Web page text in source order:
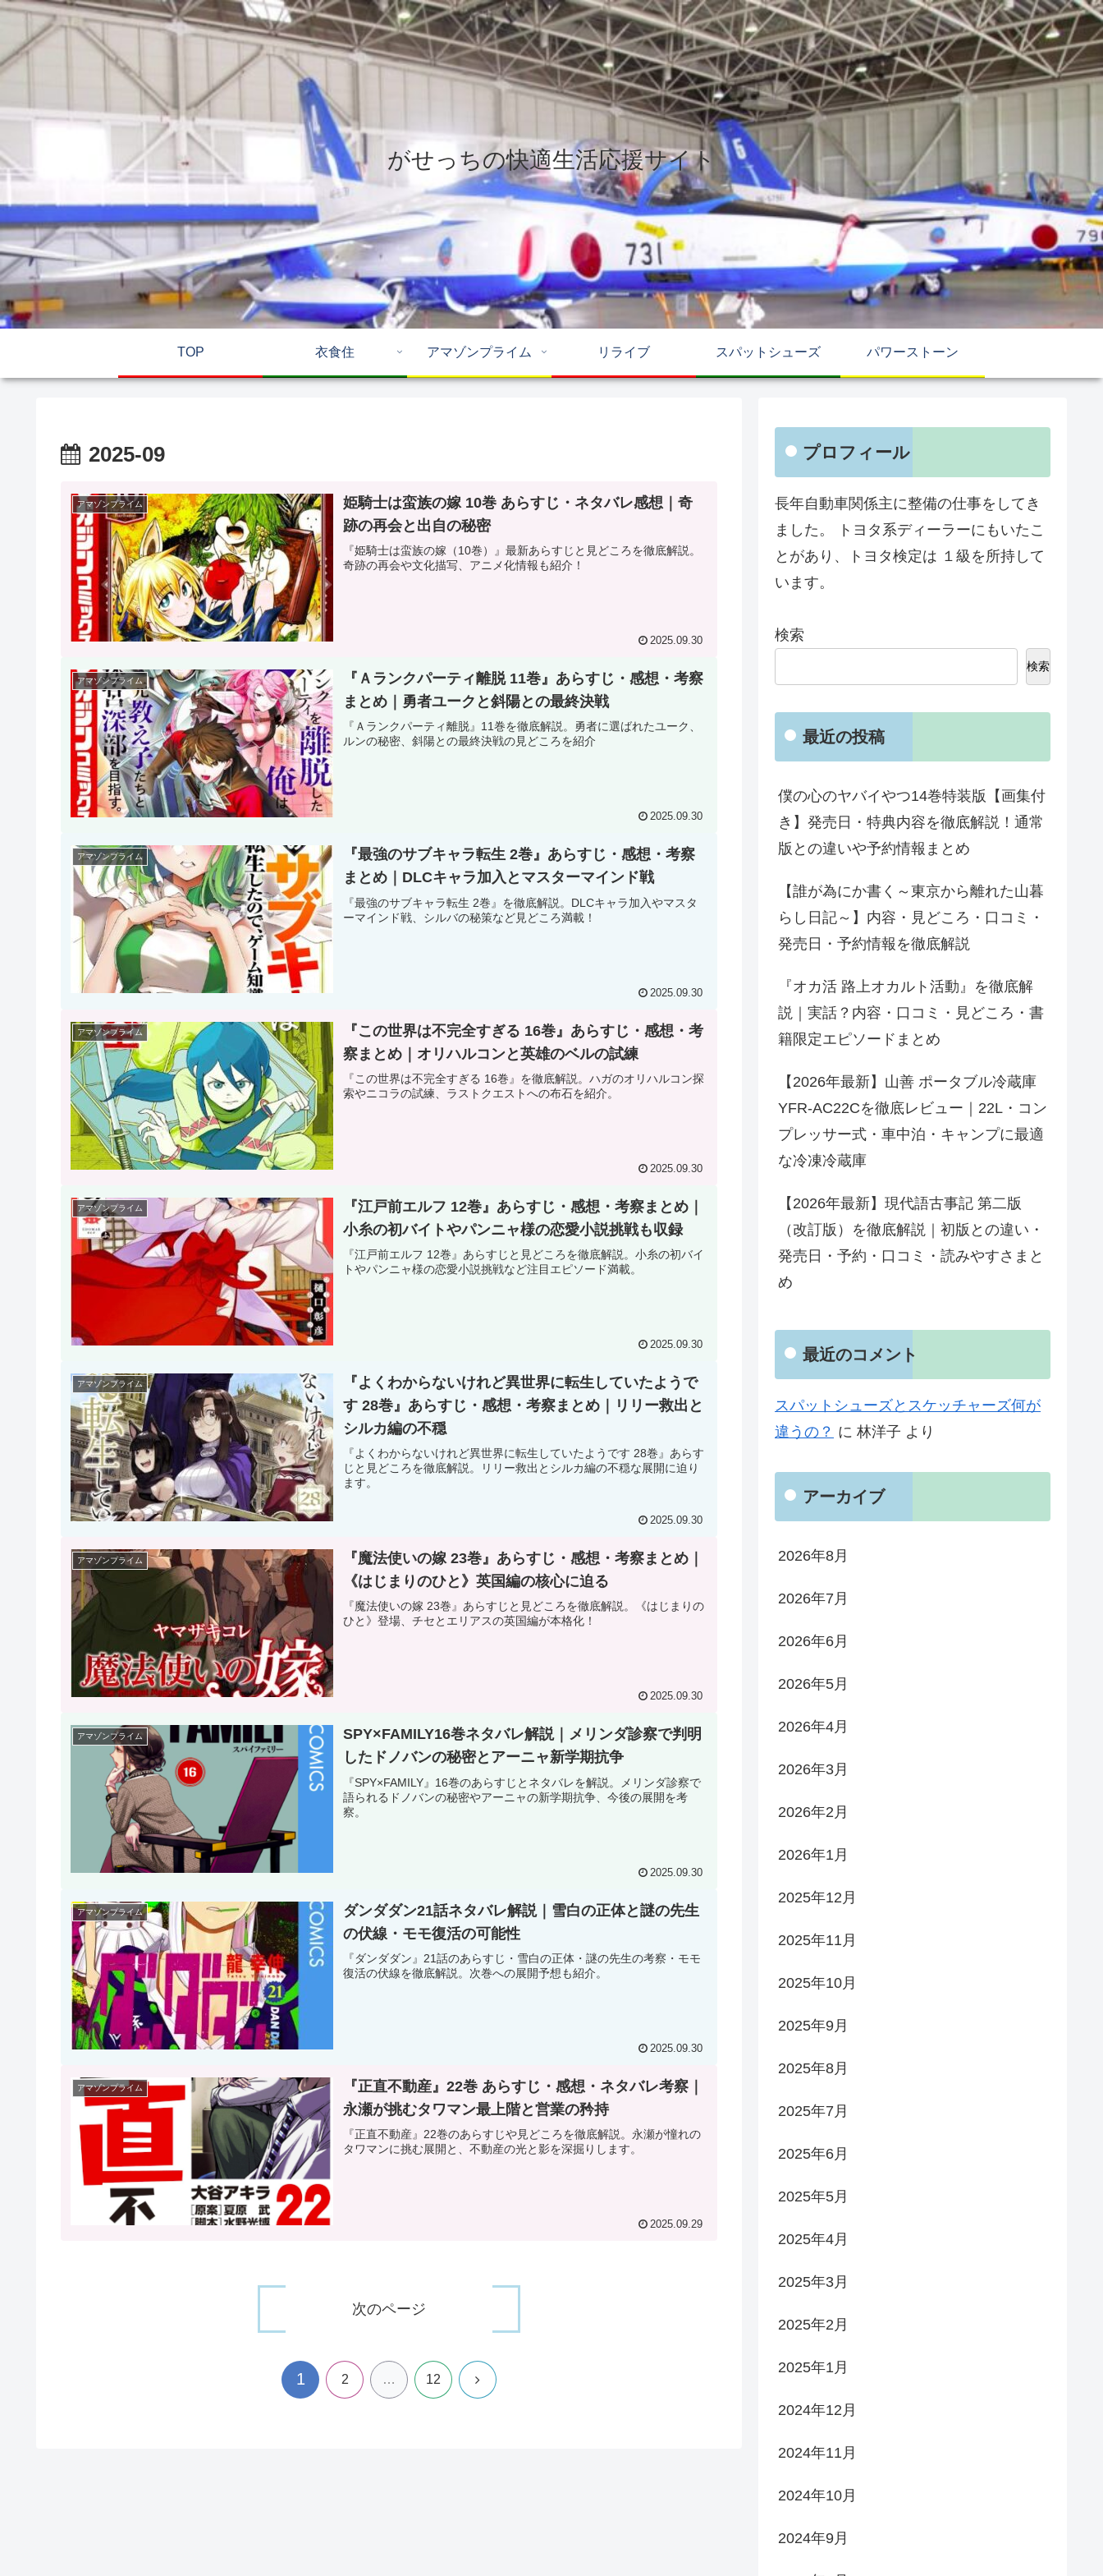
がせっちの快適生活応援サイト
TOP 衣食住 アマゾンプライム リライブ スパットシューズ パワーストーン
2025-09
アマゾンプライム
姫騎士は蛮族の嫁 10巻 あらすじ・ネタバレ感想｜奇
跡の再会と出自の秘密
『姫騎士は蛮族の嫁（10巻）』最新あらすじと見どころを徹底解説。
奇跡の再会や文化描写、アニメ化情報も紹介！
2025.09.30
アマゾンプライム
『Ａランクパーティ離脱 11巻』あらすじ・感想・考察
まとめ｜勇者ユークと斜陽との最終決戦
『Ａランクパーティ離脱』11巻を徹底解説。勇者に選ばれたユーク、
ルンの秘密、斜陽との最終決戦の見どころを紹介
2025.09.30
アマゾンプライム
『最強のサブキャラ転生 2巻』あらすじ・感想・考察
まとめ｜DLCキャラ加入とマスターマインド戦
『最強のサブキャラ転生 2巻』を徹底解説。DLCキャラ加入やマスタ
ーマインド戦、シルバの秘策など見どころ満載！
2025.09.30
アマゾンプライム
『この世界は不完全すぎる 16巻』あらすじ・感想・考
察まとめ｜オリハルコンと英雄のベルの試練
『この世界は不完全すぎる 16巻』を徹底解説。ハガのオリハルコン探
索やニコラの試練、ラストクエストへの布石を紹介。
2025.09.30
アマゾンプライム
『江戸前エルフ 12巻』あらすじ・感想・考察まとめ｜
小糸の初バイトやパンニャ様の恋愛小説挑戦も収録
『江戸前エルフ 12巻』あらすじと見どころを徹底解説。小糸の初バイ
トやパンニャ様の恋愛小説挑戦など注目エピソード満載。
2025.09.30
アマゾンプライム
『よくわからないけれど異世界に転生していたようで
す 28巻』あらすじ・感想・考察まとめ｜リリー救出と
シルカ編の不穏
『よくわからないけれど異世界に転生していたようです 28巻』あらす
じと見どころを徹底解説。リリー救出とシルカ編の不穏な展開に迫り
ます。
2025.09.30
アマゾンプライム
『魔法使いの嫁 23巻』あらすじ・感想・考察まとめ｜
《はじまりのひと》英国編の核心に迫る
『魔法使いの嫁 23巻』あらすじと見どころを徹底解説。《はじまりの
ひと》登場、チセとエリアスの英国編が本格化！
2025.09.30
アマゾンプライム
SPY×FAMILY16巻ネタバレ解説｜メリンダ診察で判明
したドノバンの秘密とアーニャ新学期抗争
『SPY×FAMILY』16巻のあらすじとネタバレを解説。メリンダ診察で
語られるドノバンの秘密やアーニャの新学期抗争、今後の展開を考
察。
2025.09.30
アマゾンプライム
ダンダダン21話ネタバレ解説｜雪白の正体と謎の先生
の伏線・モモ復活の可能性
『ダンダダン』21話のあらすじ・雪白の正体・謎の先生の考察・モモ
復活の伏線を徹底解説。次巻への展開予想も紹介。
2025.09.30
アマゾンプライム
『正直不動産』22巻 あらすじ・感想・ネタバレ考察｜
永瀬が挑むタワマン最上階と営業の矜持
『正直不動産』22巻のあらすじや見どころを徹底解説。永瀬が憧れの
タワマンに挑む展開と、不動産の光と影を深掘りします。
2025.09.29
次のページ
1 2 … 12 次
プロフィール
長年自動車関係主に整備の仕事をしてき
ました。 トヨタ系ディーラーにもいたこ
とがあり、トヨタ検定は １級を所持して
います。
検索
検索
最近の投稿
僕の心のヤバイやつ14巻特装版【画集付
き】発売日・特典内容を徹底解説！通常
版との違いや予約情報まとめ
【誰が為にか書く～東京から離れた山暮
らし日記～】内容・見どころ・口コミ・
発売日・予約情報を徹底解説
『オカ活 路上オカルト活動』を徹底解
説｜実話？内容・口コミ・見どころ・書
籍限定エピソードまとめ
【2026年最新】山善 ポータブル冷蔵庫
YFR-AC22Cを徹底レビュー｜22L・コン
プレッサー式・車中泊・キャンプに最適
な冷凍冷蔵庫
【2026年最新】現代語古事記 第二版
（改訂版）を徹底解説｜初版との違い・
発売日・予約・口コミ・読みやすさまと
め
最近のコメント
スパットシューズとスケッチャーズ何が
違うの？ に 林洋子 より
アーカイブ
2026年8月
2026年7月
2026年6月
2026年5月
2026年4月
2026年3月
2026年2月
2026年1月
2025年12月
2025年11月
2025年10月
2025年9月
2025年8月
2025年7月
2025年6月
2025年5月
2025年4月
2025年3月
2025年2月
2025年1月
2024年12月
2024年11月
2024年10月
2024年9月